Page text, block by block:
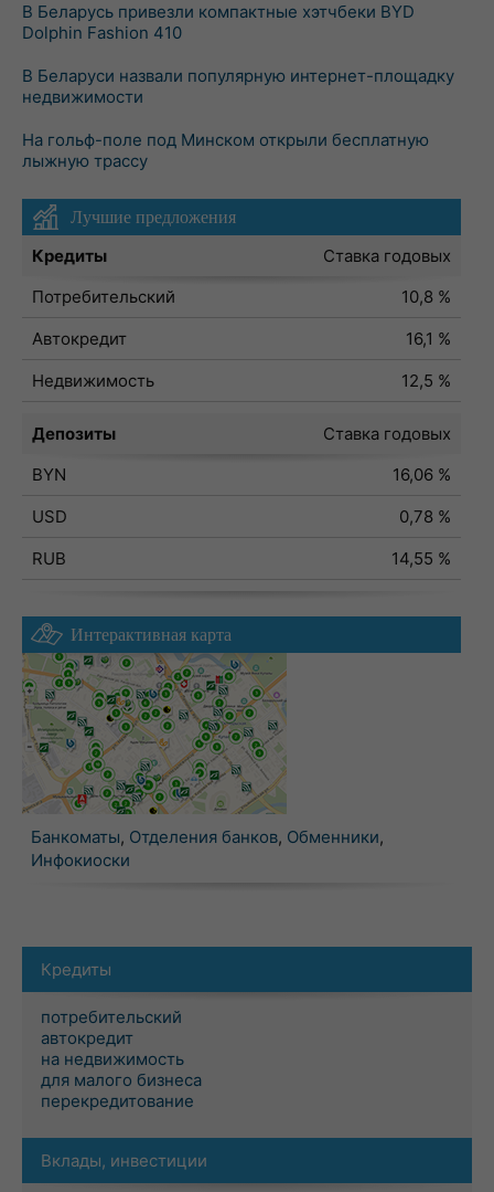
В Беларусь привезли компактные хэтчбеки BYD
Dolphin Fashion 410
В Беларуси назвали популярную интернет-площадку
недвижимости
На гольф-поле под Минском открыли бесплатную
лыжную трассу
Лучшие предложения
Кредиты
Ставка годовых
Потребительский
10,8 %
Автокредит
16,1 %
Недвижимость
12,5 %
Депозиты
Ставка годовых
BYN
16,06 %
USD
0,78 %
RUB
14,55 %
Интерактивная карта
Банкоматы, Отделения банков, Обменники,
Инфокиоски
Кредиты
потребительский
автокредит
на недвижимость
для малого бизнеса
перекредитование
Вклады, инвестиции